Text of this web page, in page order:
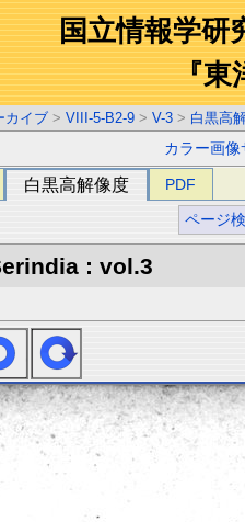
国立情報学研
『東
カイブ > VIII-5-B2-9 > V-3 > 白黒高
カラー画
白黒高解像度 PDF
ページ
: vol.3